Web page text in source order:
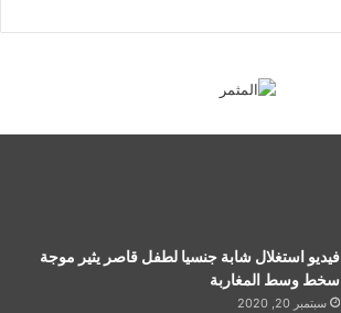
فيديو استغلال شابة جنسيا لطفل قاصر يثير موجة
سخط وسط المغاربة
سبتمبر 20, 2020